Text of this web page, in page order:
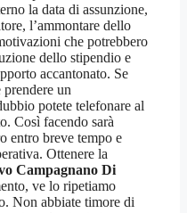
la data di assunzione,
l’ammontare dello
che potrebbero
dello stipendio e
accantonato. Se
un
potete telefonare al
Così facendo sarà
entro breve tempo e
Ottenere la
Campagnano Di
ve lo ripetiamo
Non abbiate timore di